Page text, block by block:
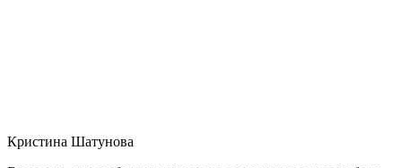
Кристина Шатунова